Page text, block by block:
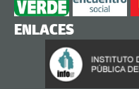
ENLACES